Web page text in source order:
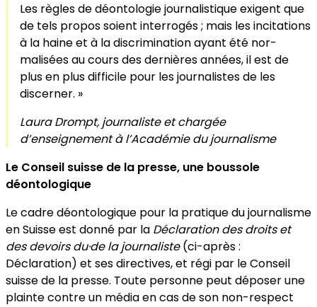
Les règles de déontologie journalistique exigent que
de tels propos soient interrogés ; mais les incitations
à la haine et à la discrimination ayant été nor­
malisées au cours des dernières années, il est de
plus en plus difficile pour les journa­listes de les
discerner. »
Laura Drompt, journaliste et chargée
d’enseignement à l’Académie du journalisme
Le Conseil suisse de la presse, une boussole
déontologique
Le cadre déontologique pour la pratique du journalisme
en Suisse est donné par la Déclaration des droits et
des devoirs du·de la journaliste(ci-après :
Déclaration) et ses directives, et régi par le Conseil
suisse de la presse. Toute personne peut déposer une
plainte contre un média en cas de son non-respect